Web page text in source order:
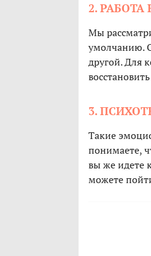
2.
Мы
умолчанию.
другой. Для
3.
Такие
понимаете,
вы же идете
можете